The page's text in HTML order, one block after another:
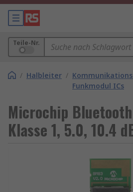
Teile-Nr.
/ Halbleiter /
Funkmodul ICs
Microchip
Klasse 1, 5.0, 10.4